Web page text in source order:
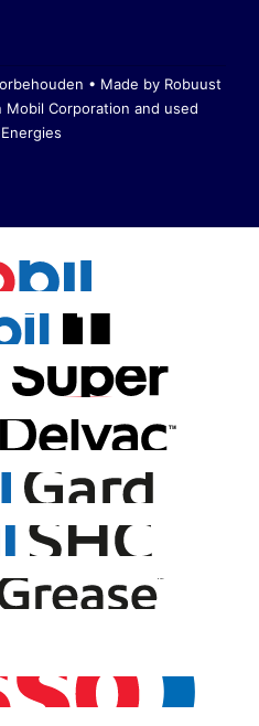
• Made by Robuust
Mobil Corporation and used